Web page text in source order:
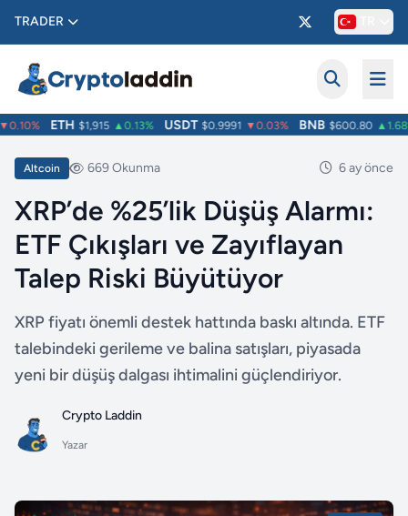
TRADER
ETH $1,915 ▲0.13% USDT $0.9991 ▼0.03% BNB $600.80 ▲1.68%
Altcoin 669 Okunma 6 ay önce
XRP’de %25’lik Düşüş Alarmı:
ETF Çıkışları ve Zayıflayan
Talep Riski Büyütüyor
XRP fiyatı önemli destek hattında baskı altında. ETF
talebindeki gerileme ve balina satışları, piyasada
yeni bir düşüş dalgası ihtimalini güçlendiriyor.
Crypto Laddin
Yazar